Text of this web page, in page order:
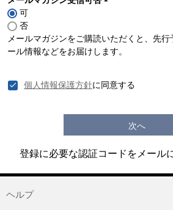
須
)
可
否
メールマガジンをご購読いただくと、先
ール情報などをお届けします。
個人情報保護方針に同意する
次へ
登録に必要な認証コードをメール
ヘルプ